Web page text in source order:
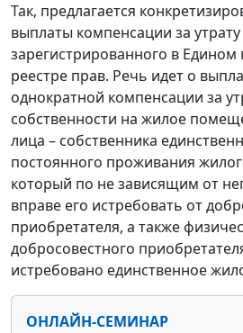
Так, предлагается
выплаты компенсации за
зарегистрированного в Едином
реестре прав. Речь идет о
однократной компенсации за
собственности на жилое
лица – собственника
постоянного проживания
который по не зависящим от
вправе его истребовать от
приобретателя, а также
добросовестного
истребовано единственное
ОНЛАЙН-СЕМИНАР